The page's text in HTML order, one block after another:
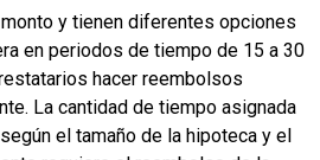
y tienen diferentes opciones
en periodos de tiempo de 15 a 30
hacer reembolsos
La cantidad de tiempo asignada
el tamaño de la hipoteca y el